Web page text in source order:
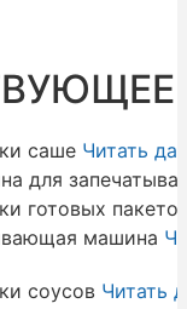
саше Читать
для
готовых
машина
соусов Читать